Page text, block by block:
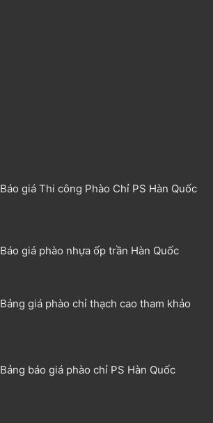
Báo giá Thi công Phào Chỉ PS Hàn Quốc
Báo giá phào nhựa ốp trần Hàn Quốc
Bảng giá phào chỉ thạch cao tham khảo
Bảng báo giá phào chỉ PS Hàn Quốc